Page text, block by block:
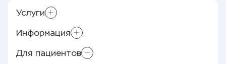
Услуги
Склеротерапия
Приём хирурга-флеболога
Минифлебэктомия
Информация
Контролирующие органы
Для пациентов